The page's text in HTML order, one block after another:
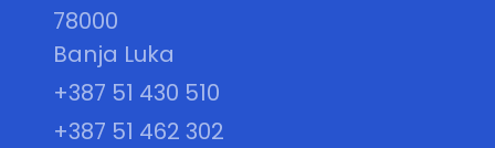
78000
Banja Luka
+387 51 430 510
+387 51 462 302